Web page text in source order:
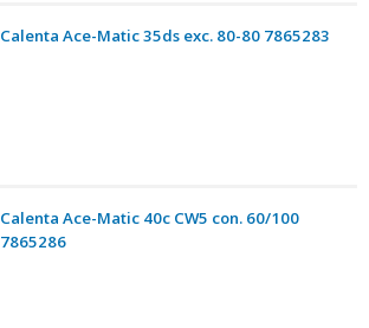
Calenta Ace-Matic 35ds exc. 80-80 7865283
Calenta Ace-Matic 40c CW5 con. 60/100
7865286